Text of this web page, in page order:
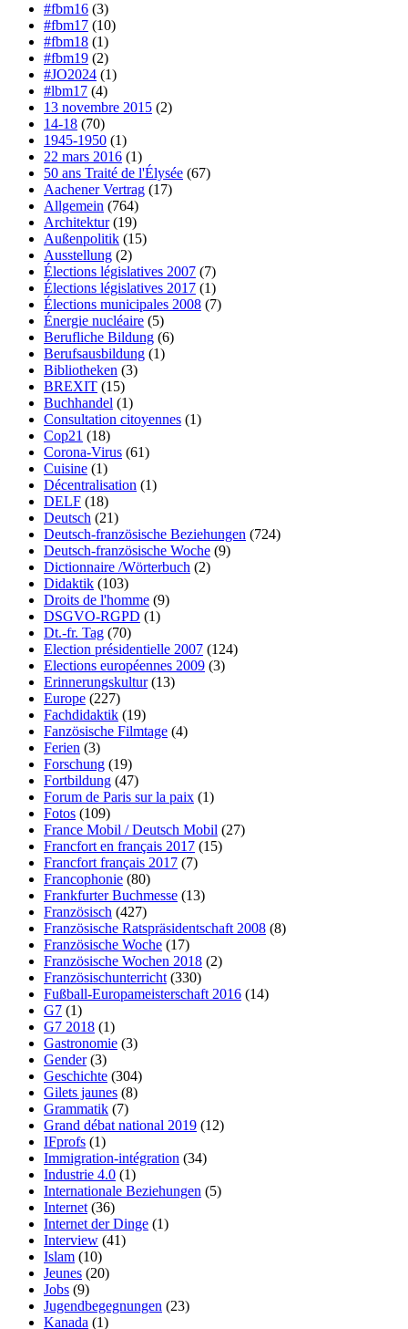
#fbm16 (3)
#fbm17 (10)
#fbm18 (1)
#fbm19 (2)
#JO2024 (1)
#lbm17 (4)
13 novembre 2015 (2)
14-18 (70)
1945-1950 (1)
22 mars 2016 (1)
50 ans Traité de l'Élysée (67)
Aachener Vertrag (17)
Allgemein (764)
Architektur(19)
Außenpolitik (15)
Ausstellung (2)
Élections législatives 2007 (7)
Élections législatives 2017 (1)
Élections municipales 2008 (7)
Énergie nucléaire (5)
Berufliche Bildung (6)
Berufsausbildung (1)
Bibliotheken (3)
BREXIT (15)
Buchhandel (1)
Consultation citoyennes (1)
Cop21 (18)
Corona-Virus (61)
Cuisine (1)
Décentralisation (1)
DELF (18)
Deutsch (21)
Deutsch-französische Beziehungen (724)
Deutsch-französische Woche (9)
Dictionnaire /Wörterbuch (2)
Didaktik (103)
Droits de l'homme (9)
DSGVO-RGPD (1)
Dt.-fr. Tag (70)
Election présidentielle 2007 (124)
Elections européennes 2009 (3)
Erinnerungskultur(13)
Europe (227)
Fachdidaktik (19)
Fanzösische Filmtage (4)
Ferien (3)
Forschung (19)
Fortbildung (47)
Forum de Paris sur la paix (1)
Fotos (109)
France Mobil / Deutsch Mobil (27)
Francfort en français 2017 (15)
Francfort français 2017 (7)
Francophonie (80)
Frankfurter Buchmesse (13)
Französisch (427)
Französische Ratspräsidentschaft 2008 (8)
Französische Woche (17)
Französische Wochen 2018 (2)
Französischunterricht (330)
Fußball-Europameisterschaft 2016 (14)
G7 (1)
G7 2018 (1)
Gastronomie (3)
Gender(3)
Geschichte (304)
Gilets jaunes (8)
Grammatik (7)
Grand débat national 2019 (12)
IFprofs (1)
Immigration-intégration (34)
Industrie 4.0 (1)
Internationale Beziehungen (5)
Internet (36)
Internet der Dinge (1)
Interview (41)
Islam (10)
Jeunes (20)
Jobs (9)
Jugendbegegnungen (23)
Kanada (1)